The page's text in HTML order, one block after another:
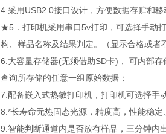
4.采用USB2.0接口设计，方便数据存贮和移
★5．打印机采用串口5v打印，可选择手动
构、样品名称及结果判定。（显示合格或者
6.大容量存储器(无须借助SD卡)， 可内部
查询所存储的任意一组原始数据；
7.配备嵌入式热敏打印机，打印机可选择手
8.*长寿命无热固态光源，精度高，性能稳
9.智能判断通道内是否放有样品，三分钟内